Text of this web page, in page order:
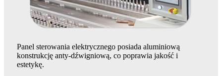
Panel sterowania elektrycznego posiada aluminiową
konstrukcję anty-dźwigniową, co poprawia jakość i
estetykę.